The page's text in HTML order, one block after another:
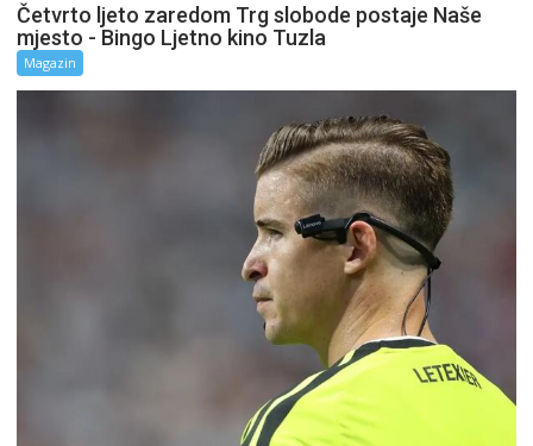
Četvrto ljeto zaredom Trg slobode postaje Naše
mjesto - Bingo Ljetno kino Tuzla
Magazin